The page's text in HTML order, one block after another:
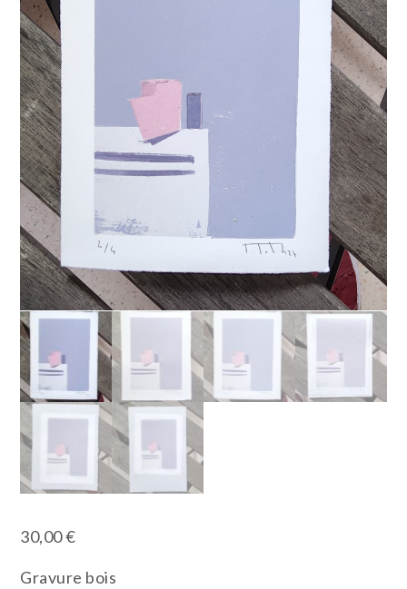
30,00€
Gravure bois